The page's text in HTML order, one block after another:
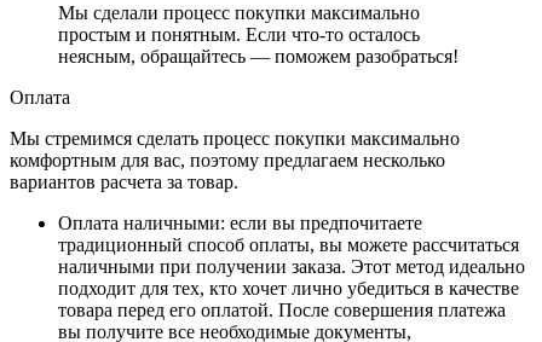
Мы сделали процесс покупки максимально
простым и понятным. Если что-то осталось
неясным, обращайтесь — поможем разобраться!
Оплата
Мы стремимся сделать процесс покупки максимально
комфортным для вас, поэтому предлагаем несколько
вариантов расчета за товар.
Оплата наличными: если вы предпочитаете
традиционный способ оплаты, вы можете рассчитаться
наличными при получении заказа. Этот метод идеально
подходит для тех, кто хочет лично убедиться в качестве
товара перед его оплатой. После совершения платежа
вы получите все необходимые документы,